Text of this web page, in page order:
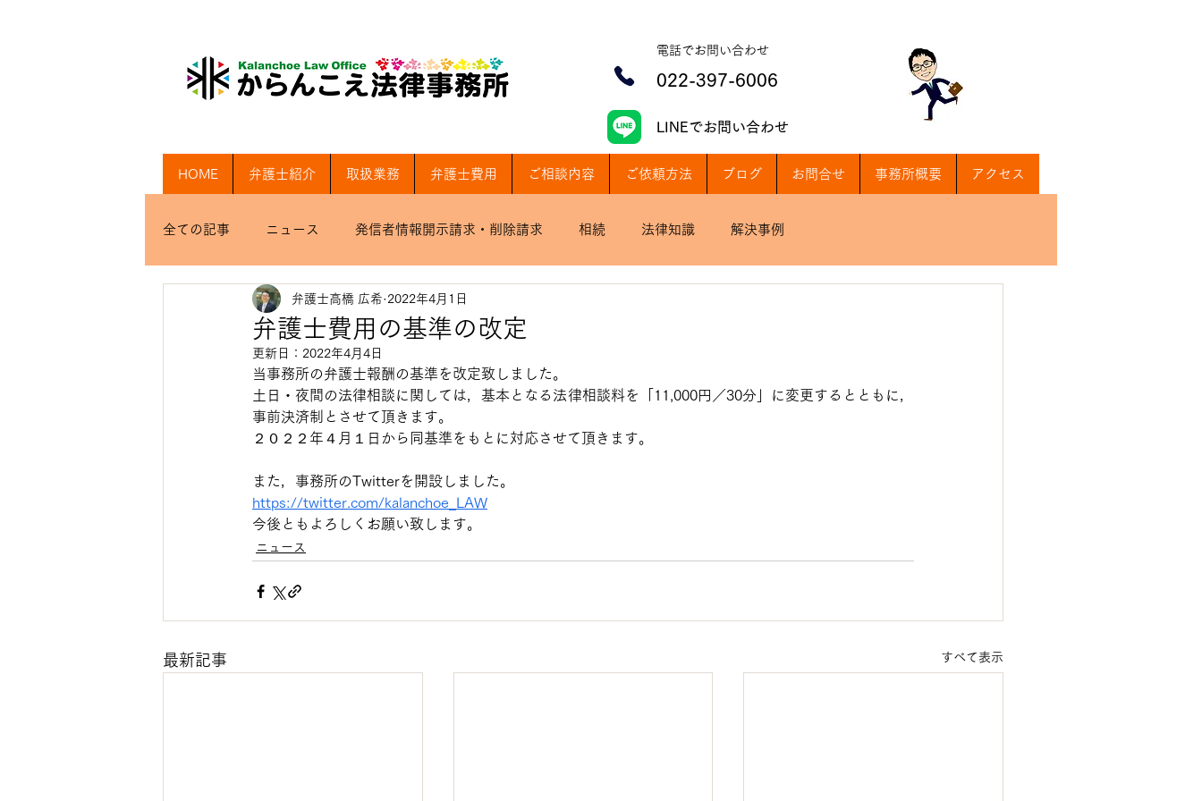
​電話でお問い合わせ
022-397-6006
​LINEでお問い合わせ
HOME 弁護士紹介 取扱業務 弁護士費用 ご相談内容 ご依頼方法 ブログ お問合せ 事務所概要 アクセス
全ての記事 ニュース 発信者情報開示請求・削除請求 相続 法律知識 解決事例
弁護士費用の基準の改定
弁護士高橋 広希 2022年4月1日
更新日： 2022年4月4日
当事務所の弁護士報酬の基準を改定致しました。
土日・夜間の法律相談に関しては，基本となる法律相談料を「11,000円／30分」に変更するとともに，
事前決済制とさせて頂きます。
２０２２年４月１日から同基準をもとに対応させて頂きます。
また，事務所のTwitterを開設しました。
https://twitter.com/kalanchoe_LAW
今後ともよろしくお願い致します。
ニュース
最新記事 すべて表示